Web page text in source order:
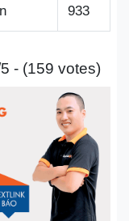
933
- (159 votes)